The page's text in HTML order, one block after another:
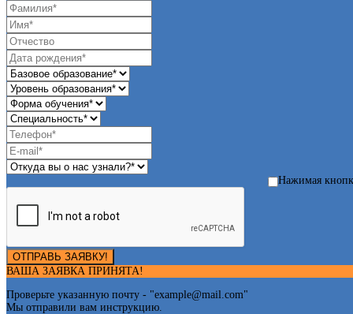
Нажимая
ОТПРАВЬ ЗАЯВКУ!
ВАША ЗАЯВКА ПРИНЯТА!
Проверьте указанную почту - "example@mail.com"
Мы отправили вам инструкцию.